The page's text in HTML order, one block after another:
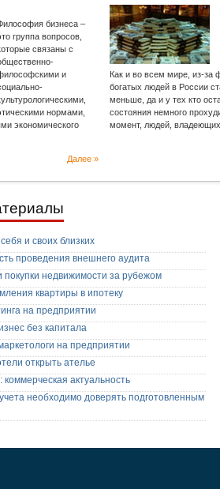
бизнеса –
группа вопросов,
связаны с
и
нормами,
экономического
Далее »
Как и во всем мире, из-за
богатых людей в России
меньше, да и у тех кто
состояния немного
момент, людей, владеющих
и своих близких
проведения внешнего аудита
покупки недвижимости за рубежом
квартиры в ипотеку
на предприятии
без капитала
на предприятии
открыть ателье
актуальность
необходимо доверять подготовленным